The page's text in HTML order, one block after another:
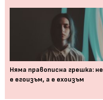
Няма правописна грешка: не
е егоизъм, а е ехоизъм